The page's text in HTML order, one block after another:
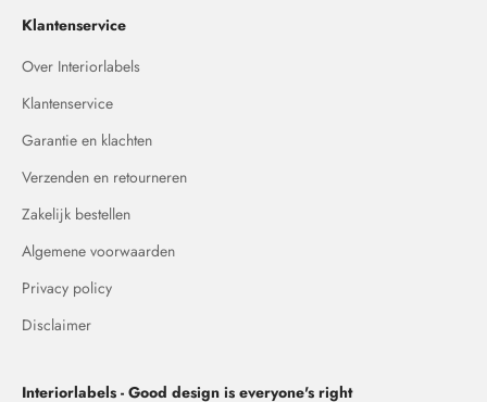
Klantenservice
Over Interiorlabels
Klantenservice
Garantie en klachten
Verzenden en retourneren
Zakelijk bestellen
Algemene voorwaarden
Privacy policy
Disclaimer
Interiorlabels - Good design is everyone's right